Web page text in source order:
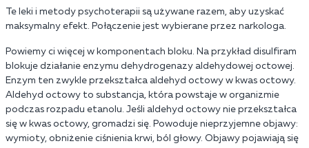
Te leki i metody psychoterapii są używane razem, aby uzyskać
maksymalny efekt. Połączenie jest wybierane przez narkologa.
Powiemy ci więcej w komponentach bloku. Na przykład disulfiram
blokuje działanie enzymu dehydrogenazy aldehydowej octowej.
Enzym ten zwykle przekształca aldehyd octowy w kwas octowy.
Aldehyd octowy to substancja, która powstaje w organizmie
podczas rozpadu etanolu. Jeśli aldehyd octowy nie przekształca
się w kwas octowy, gromadzi się. Powoduje nieprzyjemne objawy:
wymioty, obniżenie ciśnienia krwi, ból głowy. Objawy pojawiają się